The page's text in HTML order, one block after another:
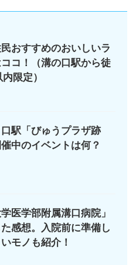
おすすめのおいしいラ
コ！（溝の口駅から徒
限定）
駅「びゅうプラザ跡
中のイベントは何？
学医学部附属溝口病院」
感想。入院前に準備し
モノも紹介！